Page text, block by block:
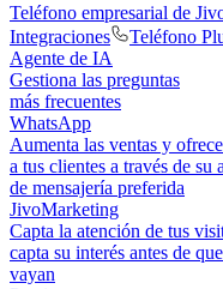
Teléfono empresarial de
Integraciones
Teléfono
Agente de IA
Gestiona las preguntas
más frecuentes
WhatsApp
Aumenta las ventas y
a tus clientes a través de su
de mensajería preferida
JivoMarketing
Capta la atención de tus
capta su interés antes de
vayan